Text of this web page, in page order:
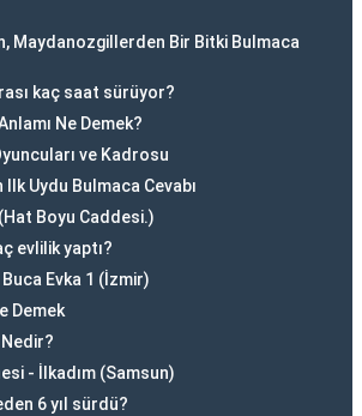
Maydanozgillerden Bir Bitki Bulmaca
kaç saat sürüyor?
Ne Demek?
ve Kadrosu
Uydu Bulmaca Cevabı
Boyu Caddesi.)
evlilik yaptı?
Evka 1 (İzmir)
Demek
Nedir?
- İlkadım (Samsun)
6 yıl sürdü?